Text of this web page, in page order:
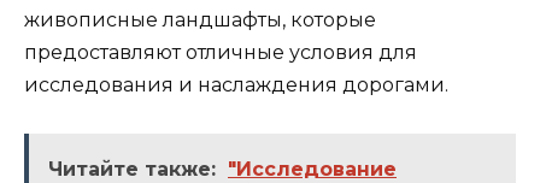
живописные ландшафты, которые
предоставляют отличные условия для
исследования и наслаждения дорогами.
Читайте также: "Исследование